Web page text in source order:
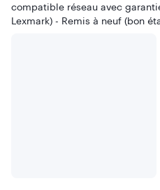
compatible réseau avec
Lexmark) - Remis à neuf (bon